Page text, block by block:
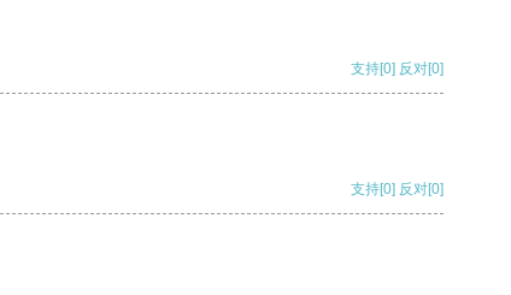
支持[0] 反对[0]
支持[0] 反对[0]